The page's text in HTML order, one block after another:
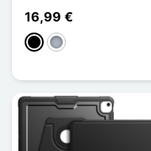
16,99 €
Schwarz
Grau